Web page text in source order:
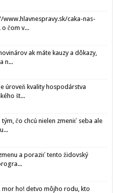
www.hlavnespravy.sk/caka-nas-
čom v...
ak máte kauzy a dôkazy,
n...
úroveň kvality hospodárstva
št...
tým, čo chcú nielen zmeniť seba ale
a poraziť tento židovský
mor ho! detvo môjho rodu, kto